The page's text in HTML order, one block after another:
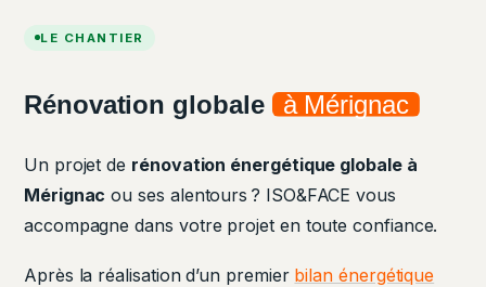
LE CHANTIER
Rénovation globale à Mérignac
Un projet de rénovation énergétique globaleà
Mérignac ou ses alentours ? ISO&FACE vous
accompagne dans votre projet en toute confiance.
Après la réalisation d’un premier bilan énergétique